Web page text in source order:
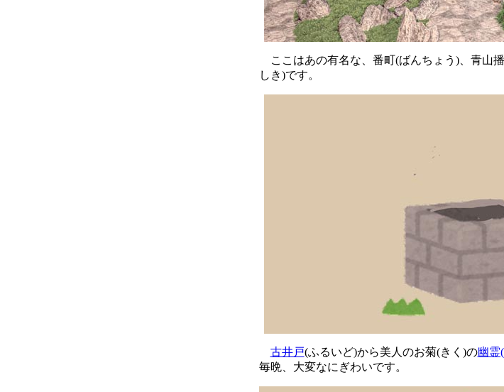
ここはあの有名な、番町(ばんちょう)、青山
しき)です。
古井戸(ふるいど)から美人のお菊(きく)の幽霊
毎晩、大変なにぎわいです。